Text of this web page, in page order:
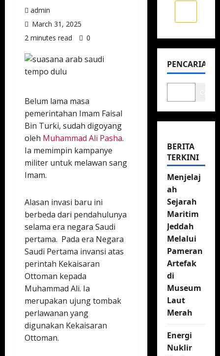
admin
March 31, 2025
2 minutes read
0
Belum lama masa
pemerintahan Imam Faisal
Bin Turki, sudah digoyang
oleh Muhammad Ali Pasha.
Ia memimpin kampanye
militer untuk melawan sang
Imam.
Alasan invasi baru ini
berbeda dari pendahulunya
selama era negara Saudi
pertama. Pada era Negara
Saudi Pertama invansi atas
perintah Kekaisaran
Ottoman kepada
Muhammad Ali. Ia
merupakan ujung tombak
perlawanan yang
digunakan Kekaisaran
Ottoman.
PENCARIAN
BERITA
TERKINI
Menjelaj
ah
Sejarah
Maritim
Jeddah
Melalui
Pameran
Artefak
di
Museum
Laut
Merah
Energi
Nuklir